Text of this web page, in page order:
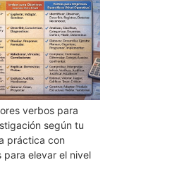
verbos para
según tu
práctica con
para elevar el nivel